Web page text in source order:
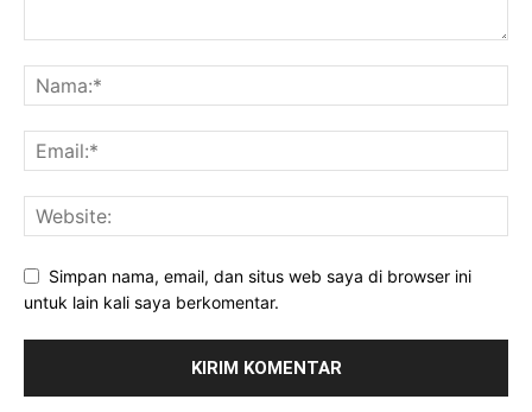
Simpan nama, email, dan situs web saya di browser ini
untuk lain kali saya berkomentar.